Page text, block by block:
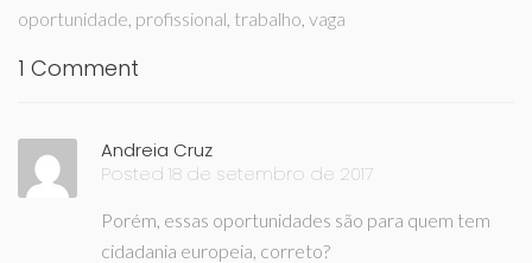
oportunidade profissional trabalho vaga
1 Comment
Andreia Cruz
Posted 18 de setembro de 2017
Porém, essas oportunidades são para quem tem
cidadania europeia, correto?